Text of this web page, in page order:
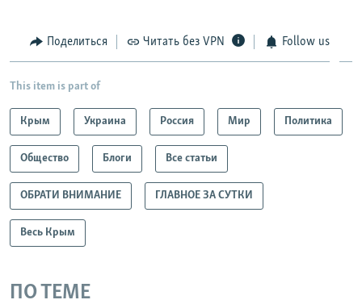
Поделиться Читать без VPN Follow us
This item is part of
Крым Украина Россия Мир Политика
Общество Блоги Все статьи
ОБРАТИ ВНИМАНИЕ ГЛАВНОЕ ЗА СУТКИ
Весь Крым
ПО ТЕМЕ